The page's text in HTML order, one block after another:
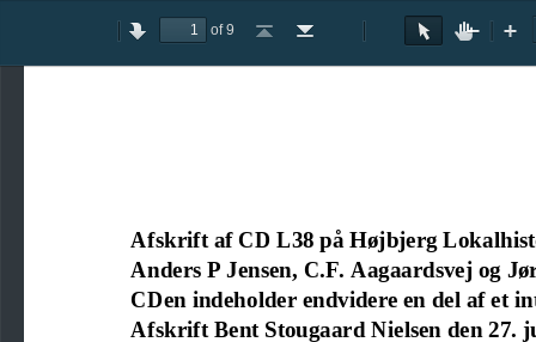
PreviousNext
of 9
Go
Go
Rotate
RotateText
HandZoom
Afskrift af CD L38 på Højbjerg
Anders P Jensen, C.F. Aagaardsvej og
CDen indeholder endvidere en del af et
Afskrift Bent Stougaard Nielsen den 27.